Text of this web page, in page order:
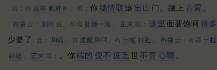
云：你 这等 肥胖 呵。唱： 你稳情取 滚 出山 门。踹上 青霄 。
布袋 云： 刘均 佐。你斋 贫僧一斋 正末 唱： 这里 面要饱呵 得多
少是了
云： 和尚 。你 这般 胖呵。有 一桩 好处 布袋 云：有那 一桩
好处 正末 唱： 。你 端的 便不 疲乏 世 不害 心嘈 。